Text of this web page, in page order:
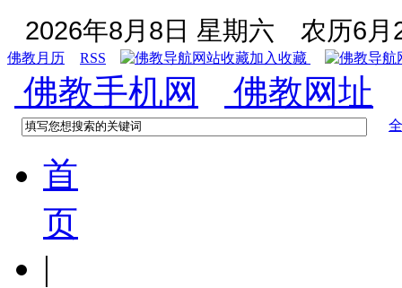
2026年8月8日 星期六 农历6月
佛教月历 RSS 加入收藏
佛教手机网 佛教网址
首
页
|